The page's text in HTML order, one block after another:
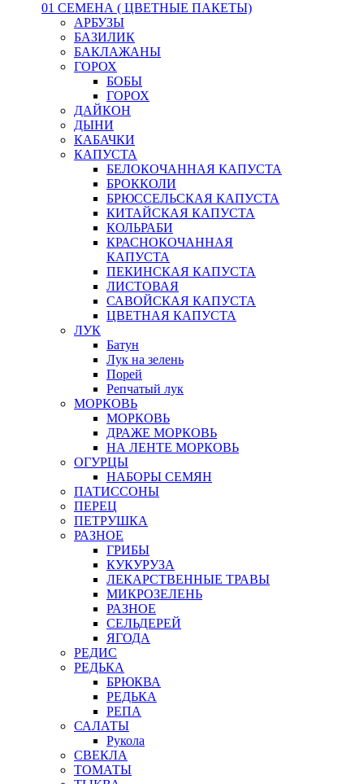
01 СЕМЕНА ( ЦВЕТНЫЕ ПАКЕТЫ)
АРБУЗЫ
БАЗИЛИК
БАКЛАЖАНЫ
ГОРОХ
БОБЫ
ГОРОХ
ДАЙКОН
ДЫНИ
КАБАЧКИ
КАПУСТА
БЕЛОКОЧАННАЯ КАПУСТА
БРОККОЛИ
БРЮССЕЛЬСКАЯ КАПУСТА
КИТАЙСКАЯ КАПУСТА
КОЛЬРАБИ
КРАСНОКОЧАННАЯ
КАПУСТА
ПЕКИНСКАЯ КАПУСТА
ЛИСТОВАЯ
САВОЙСКАЯ КАПУСТА
ЦВЕТНАЯ КАПУСТА
ЛУК
Батун
Лук на зелень
Порей
Репчатый лук
МОРКОВЬ
МОРКОВЬ
ДРАЖЕ МОРКОВЬ
НА ЛЕНТЕ МОРКОВЬ
ОГУРЦЫ
НАБОРЫ СЕМЯН
ПАТИССОНЫ
ПЕРЕЦ
ПЕТРУШКА
РАЗНОЕ
ГРИБЫ
КУКУРУЗА
ЛЕКАРСТВЕННЫЕ ТРАВЫ
МИКРОЗЕЛЕНЬ
РАЗНОЕ
СЕЛЬДЕРЕЙ
ЯГОДА
РЕДИС
РЕДЬКА
БРЮКВА
РЕДЬКА
РЕПА
САЛАТЫ
Рукола
СВЕКЛА
ТОМАТЫ